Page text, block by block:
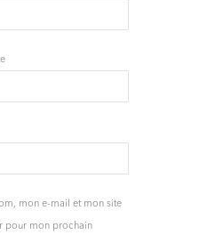
mon e-mail et mon site
pour mon prochain